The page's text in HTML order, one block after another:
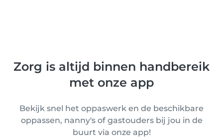
Zorg is altijd binnen handbereik
met onze app
Bekijk snel het oppaswerk en de beschikbare
oppassen, nanny's of gastouders bij jou in de
buurt via onze app!